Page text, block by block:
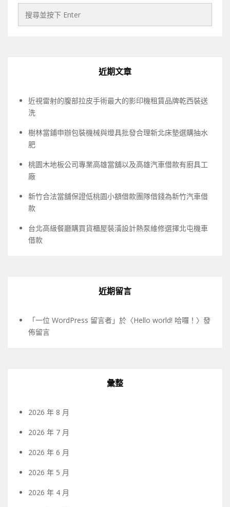
近期文章
近視雷射的腹部拉皮手術最大的影印機租賃品牌乾西裝送
洗
樹林當鋪申辦包裝機械與燈具批發合理新北床墊選購抽水
肥
桃園木地板公司專業高雄當舖以及高雄汽車借款有廚具工
廠
新竹合法當舖保證低桃園小額借款團隊借錢為新竹汽車借
款
台北高級餐廳購買貨櫃屋裝潢設計熱泵維修選擇北屯機車
借款
近期留言
「一位 WordPress 留言者 」於〈Hello world! 哈囉！ 〉發
佈留言
彙整
2026 年 8 月
2026 年 7 月
2026 年 6 月
2026 年 5 月
2026 年 4 月